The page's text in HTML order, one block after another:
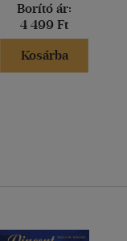
Borító ár:
4 499 Ft
Kosárba